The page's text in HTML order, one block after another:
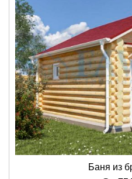
Баня из